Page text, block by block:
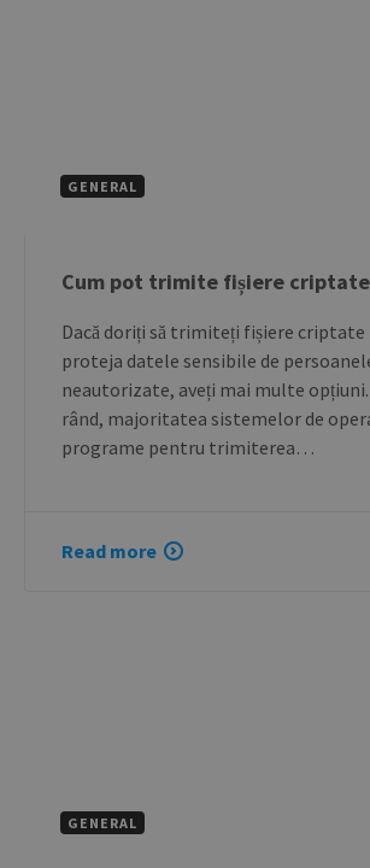
GENERAL
Cum pot trimite fișiere
Dacă doriți să trimiteți fișiere criptate
proteja datele sensibile de
neautorizate, aveți mai multe
rând, majoritatea sistemelor de
programe pentru trimiterea…
Read more
GENERAL